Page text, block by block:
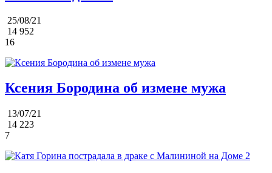
25/08/21
14 952
16
Ксения Бородина об измене мужа
13/07/21
14 223
7